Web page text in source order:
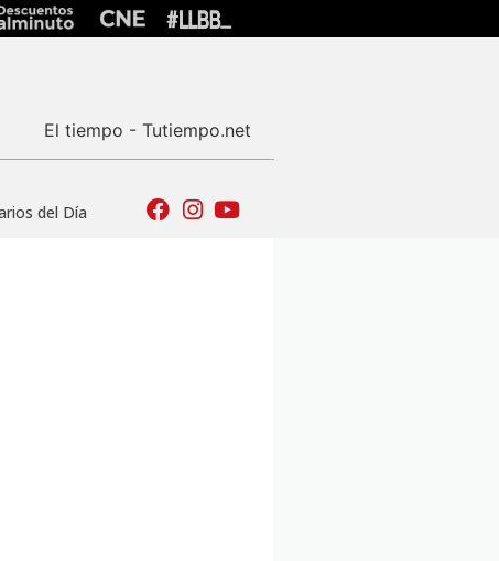
El tiempo - Tutiempo.net
del Día